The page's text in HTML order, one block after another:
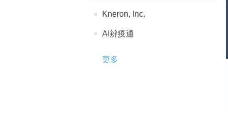
Kneron, Inc.
AI辨疫通
更多